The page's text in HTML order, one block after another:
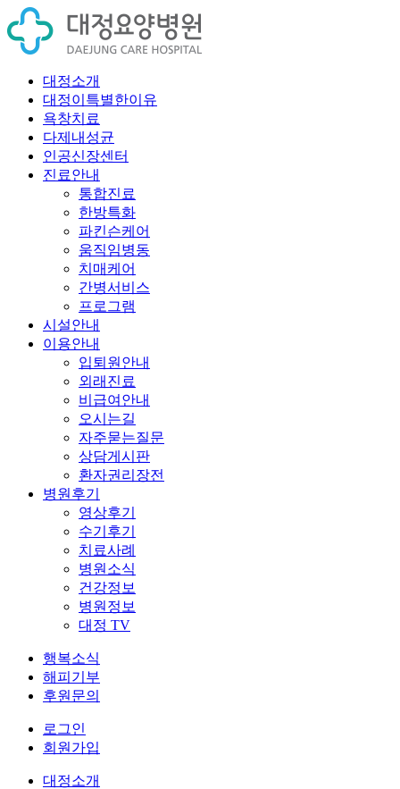
대정소개
대정이특별한이유
욕창치료
다제내성균
인공신장센터
진료안내
통합진료
한방특화
파킨슨케어
움직임병동
치매케어
간병서비스
프로그램
시설안내
이용안내
입퇴원안내
외래진료
비급여안내
오시는길
자주묻는질문
상담게시판
환자권리장전
병원후기
영상후기
수기후기
치료사례
병원소식
건강정보
병원정보
대정 TV
행복소식
해피기부
후원문의
로그인
회원가입
대정소개